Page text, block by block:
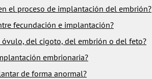
el proceso de implantación del embrión?
fecundación e implantación?
del cigoto, del embrión o del feto?
embrionaria?
de forma anormal?